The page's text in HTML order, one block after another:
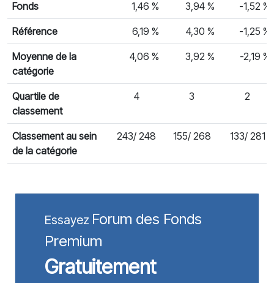
Fonds 1,46 % 3,94 % -1,52 %
Référence 6,19 % 4,30 % -1,25 %
Moyenne de la
catégorie
4,06 % 3,92 % -2,19 %
Quartile de
classement
4 3 2
Classement au sein
de la catégorie
243/ 248 155/ 268 133/ 281
Essayez Forum des Fonds
Premium
Gratuitement